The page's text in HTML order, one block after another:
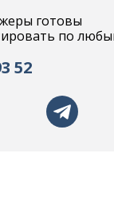
готовы
по
52